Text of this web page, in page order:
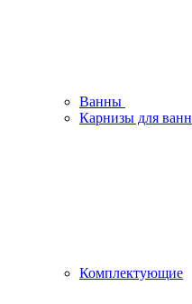
Ванны
Карнизы для ванн
Комплектующие